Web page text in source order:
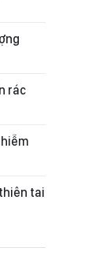
rác
tai